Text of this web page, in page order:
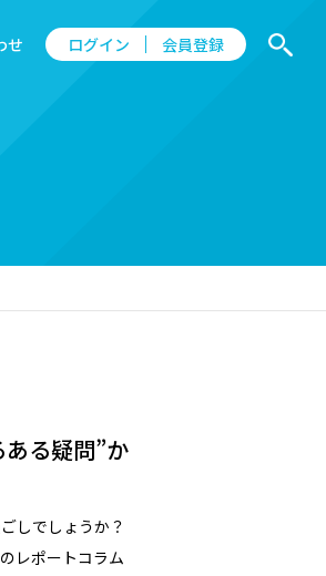
せ ログイン 会員登録
る疑問”か
しでしょうか？
レポートコラム